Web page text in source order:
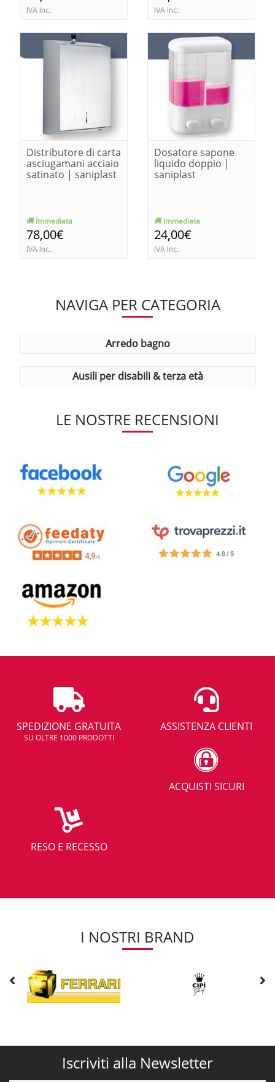
IVA Inc. IVA Inc.
Distributore di carta
asciugamani acciaio
satinato | saniplast
Immediata
78,00€
IVA Inc.
Dosatore sapone
liquido doppio |
saniplast
Immediata
24,00€
IVA Inc.
NAVIGA PER CATEGORIA
arredo bagno
ausili per disabili & terza età
LE NOSTRE RECENSIONI
SPEDIZIONE GRATUITA
SU OLTRE 1000 PRODOTTI
ASSISTENZA CLIENTI
ACQUISTI SICURI
RESO E RECESSO
I NOSTRI BRAND
Iscriviti alla Newsletter